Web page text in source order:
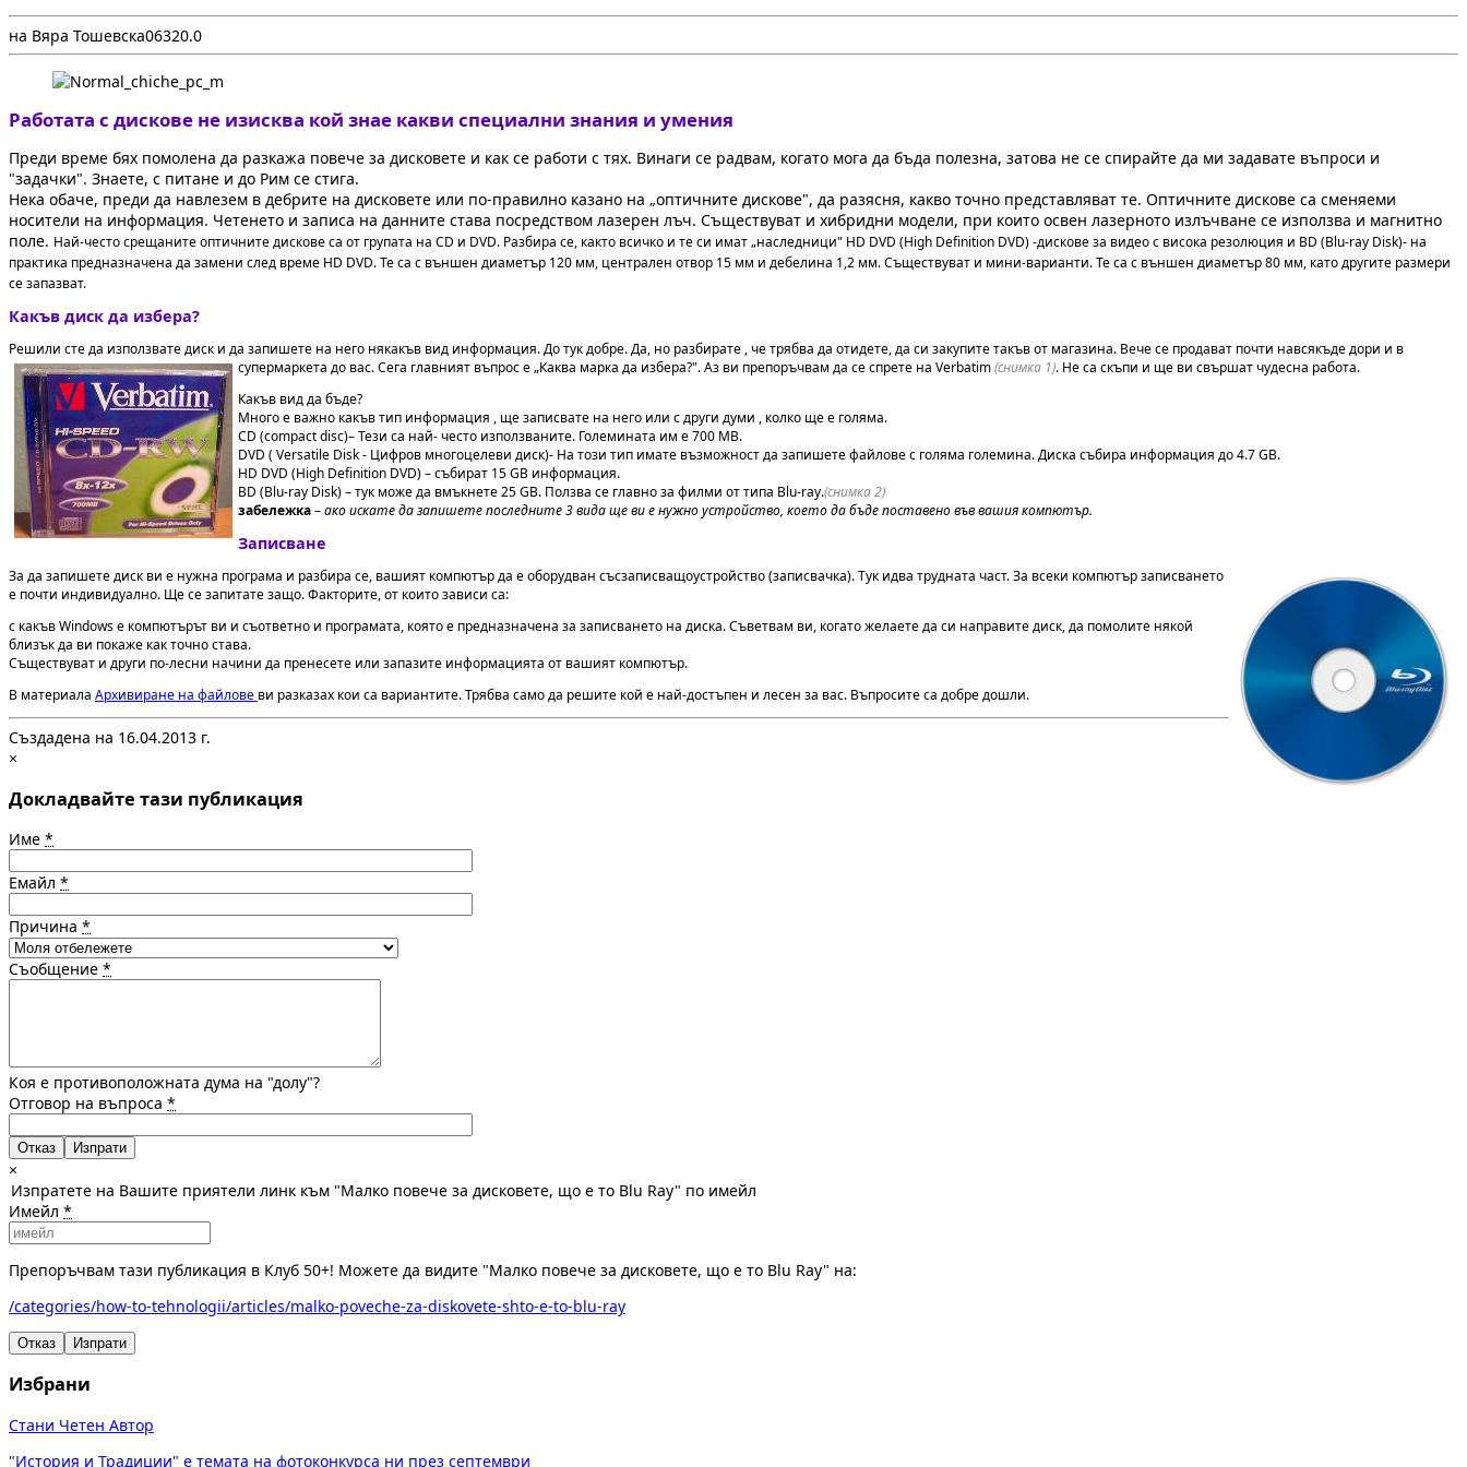
на Вяра Тошевска06320.0
Работата с дискове не изисква кой знае какви специални знания и умения
Преди време бях помолена да разкажа повече за дисковете и как се работи с тях. Винаги се радвам, когато мога да бъда полезна, затова не се спирайте да ми задавате въпроси и
"задачки". Знаете, с питане и до Рим се стига.
Нека обаче, преди да навлезем в дебрите на дисковете или по-правилно казано на „оптичните дискове", да разясня, какво точно представляват те. Оптичните дискове са сменяеми
носители на информация. Четенето и записа на данните става посредством лазерен лъч. Съществуват и хибридни модели, при които освен лазерното излъчване се използва и магнитно
поле. Най-често срещаните оптичните дискове са от групата на CD и DVD. Разбира се, както всичко и те си имат „наследници" HD DVD (High Definition DVD) -дискове за видео с висока резолюция и BD (Blu-ray Disk)- на
практика предназначена да замени след време HD DVD. Te са с външен диаметър 120 мм, централен отвор 15 мм и дебелина 1,2 мм. Съществуват и мини-варианти. Те са с външен диаметър 80 мм, като другите размери
се запазват.
Какъв диск да избера?
Решили сте да използвате диск и да запишете на него някакъв вид информация. До тук добре. Да, но разбирате , че трябва да отидете, да си закупите такъв от магазина. Вече се продават почти навсякъде дори и в
супермаркета до вас. Сега главният въпрос е „Каква марка да избера?". Аз ви препоръчвам да се спрете на Verbatim(снимка 1). Не са скъпи и ще ви свършат чудесна работа.
Какъв вид да бъде?
Много е важно какъв тип информация , ще записвате на него или с други думи , колко ще е голяма.
CD (compact disc)– Тези са най- често използваните. Големината им е 700 MB.
DVD ( Versatile Disk - Цифров многоцелеви диск)- На този тип имате възможност да запишете файлове с голяма големина. Диска събира информация до 4.7 GB.
HD DVD (High Definition DVD) – събират 15 GB информация.
BD (Blu-ray Disk) – тук може да вмъкнете 25 GB. Ползва се главно за филми от типа Blu-ray.(снимка 2)
забележка–ако искате да запишете последните 3 вида ще ви е нужно устройство, което да бъде поставено във вашия компютър.
Записване
За да запишете диск ви е нужна програма и разбира се, вашият компютър да е оборудван съсзаписващоустройство (записвачка). Тук идва трудната част. За всеки компютър записването
е почти индивидуално. Ще се запитате защо. Факторите, от които зависи са:
с какъв Windows е компютърът ви и съответно и програмата, която е предназначена за записването на диска. Съветвам ви, когато желаете да си направите диск, да помолите някой
близък да ви покаже как точно става.
Съществуват и други по-лесни начини да пренесете или запазите информацията от вашият компютър.
В материала Архивиране на файлове ви разказах кои са вариантите. Трябва само да решите кой е най-достъпен и лесен за вас. Въпросите са добре дошли.
Създадена на 16.04.2013 г.
×
Докладвайте тази публикация
Име *
Емайл *
Причина *
Съобщение *
Коя е противоположната дума на "долу"?
Отговор на въпроса *
Отказ
×
Изпратете на Вашите приятели линк към "Малко повече за дисковете, що е то Blu Ray" по имейл
Имейл *
Препоръчвам тази публикация в Клуб 50+! Можете да видите "Малко повече за дисковете, що е то Blu Ray" на:
/categories/how-to-tehnologii/articles/malko-poveche-za-diskovete-shto-e-to-blu-ray
Отказ Изпрати
Избрани
Стани Четен Автор
"История и Традиции" е темата на фотоконкурса ни през септември